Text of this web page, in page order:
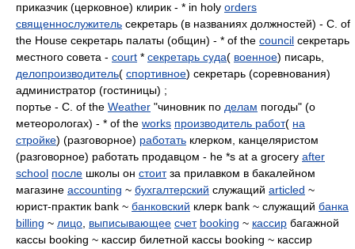
приказчик (церковное) клирик - * in holy orders
священнослужитель секретарь (в названиях должностей) - C. of
the House секретарь палаты (общин) - * of the council секретарь
местного совета - court * секретарь суда( военное) писарь,
делопроизводитель( спортивное) секретарь (соревнования)
администратор (гостиницы) ;
портье - C. of the Weather "чиновник по делам погоды" (о
метеорологах) - * of the works производитель работ( на
стройке) (разговорное) работать клерком, канцеляристом
(разговорное) работать продавцом - he *s at a grocery after
school после школы он стоитза прилавком в бакалейном
магазине accounting ~ бухгалтерский служащий articled ~
юрист-практик bank ~ банковский клерк bank ~ служащий банка
billing ~ лицо выписывающее счет booking ~ кассир багажной
кассы booking ~ кассир билетной кассы booking ~ кассир